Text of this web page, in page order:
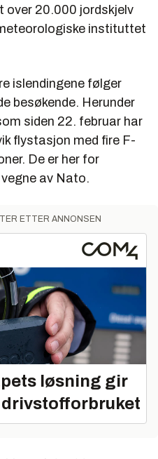
over 20.000 jordskjelv
instituttet
islendingene følger
besøkende. Herunder
siden 22. februar har
flystasjon med fire F-
De er her for
av Nato.
ETTER ANNONSEN
løsning gir